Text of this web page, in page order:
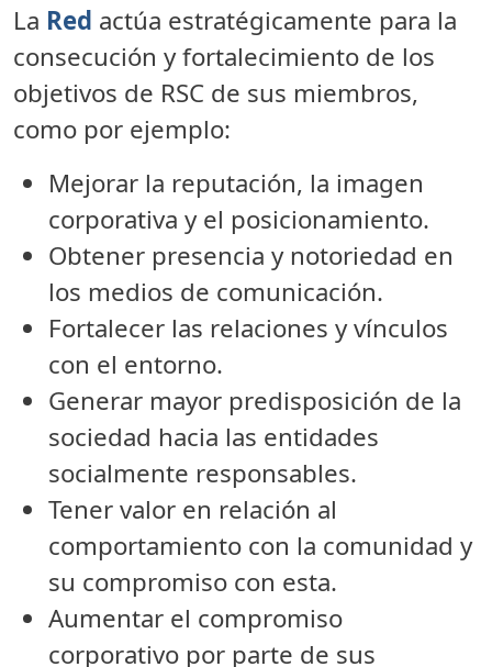
La Red actúa estratégicamente para la
consecución y fortalecimiento de los
objetivos de RSC de sus miembros,
como por ejemplo:
Mejorar la reputación, la imagen
corporativa y el posicionamiento.
Obtener presencia y notoriedad en
los medios de comunicación.
Fortalecer las relaciones y vínculos
con el entorno.
Generar mayor predisposición de la
sociedad hacia las entidades
socialmente responsables.
Tener valor en relación al
comportamiento con la comunidad y
su compromiso con esta.
Aumentar el compromiso
corporativo por parte de sus